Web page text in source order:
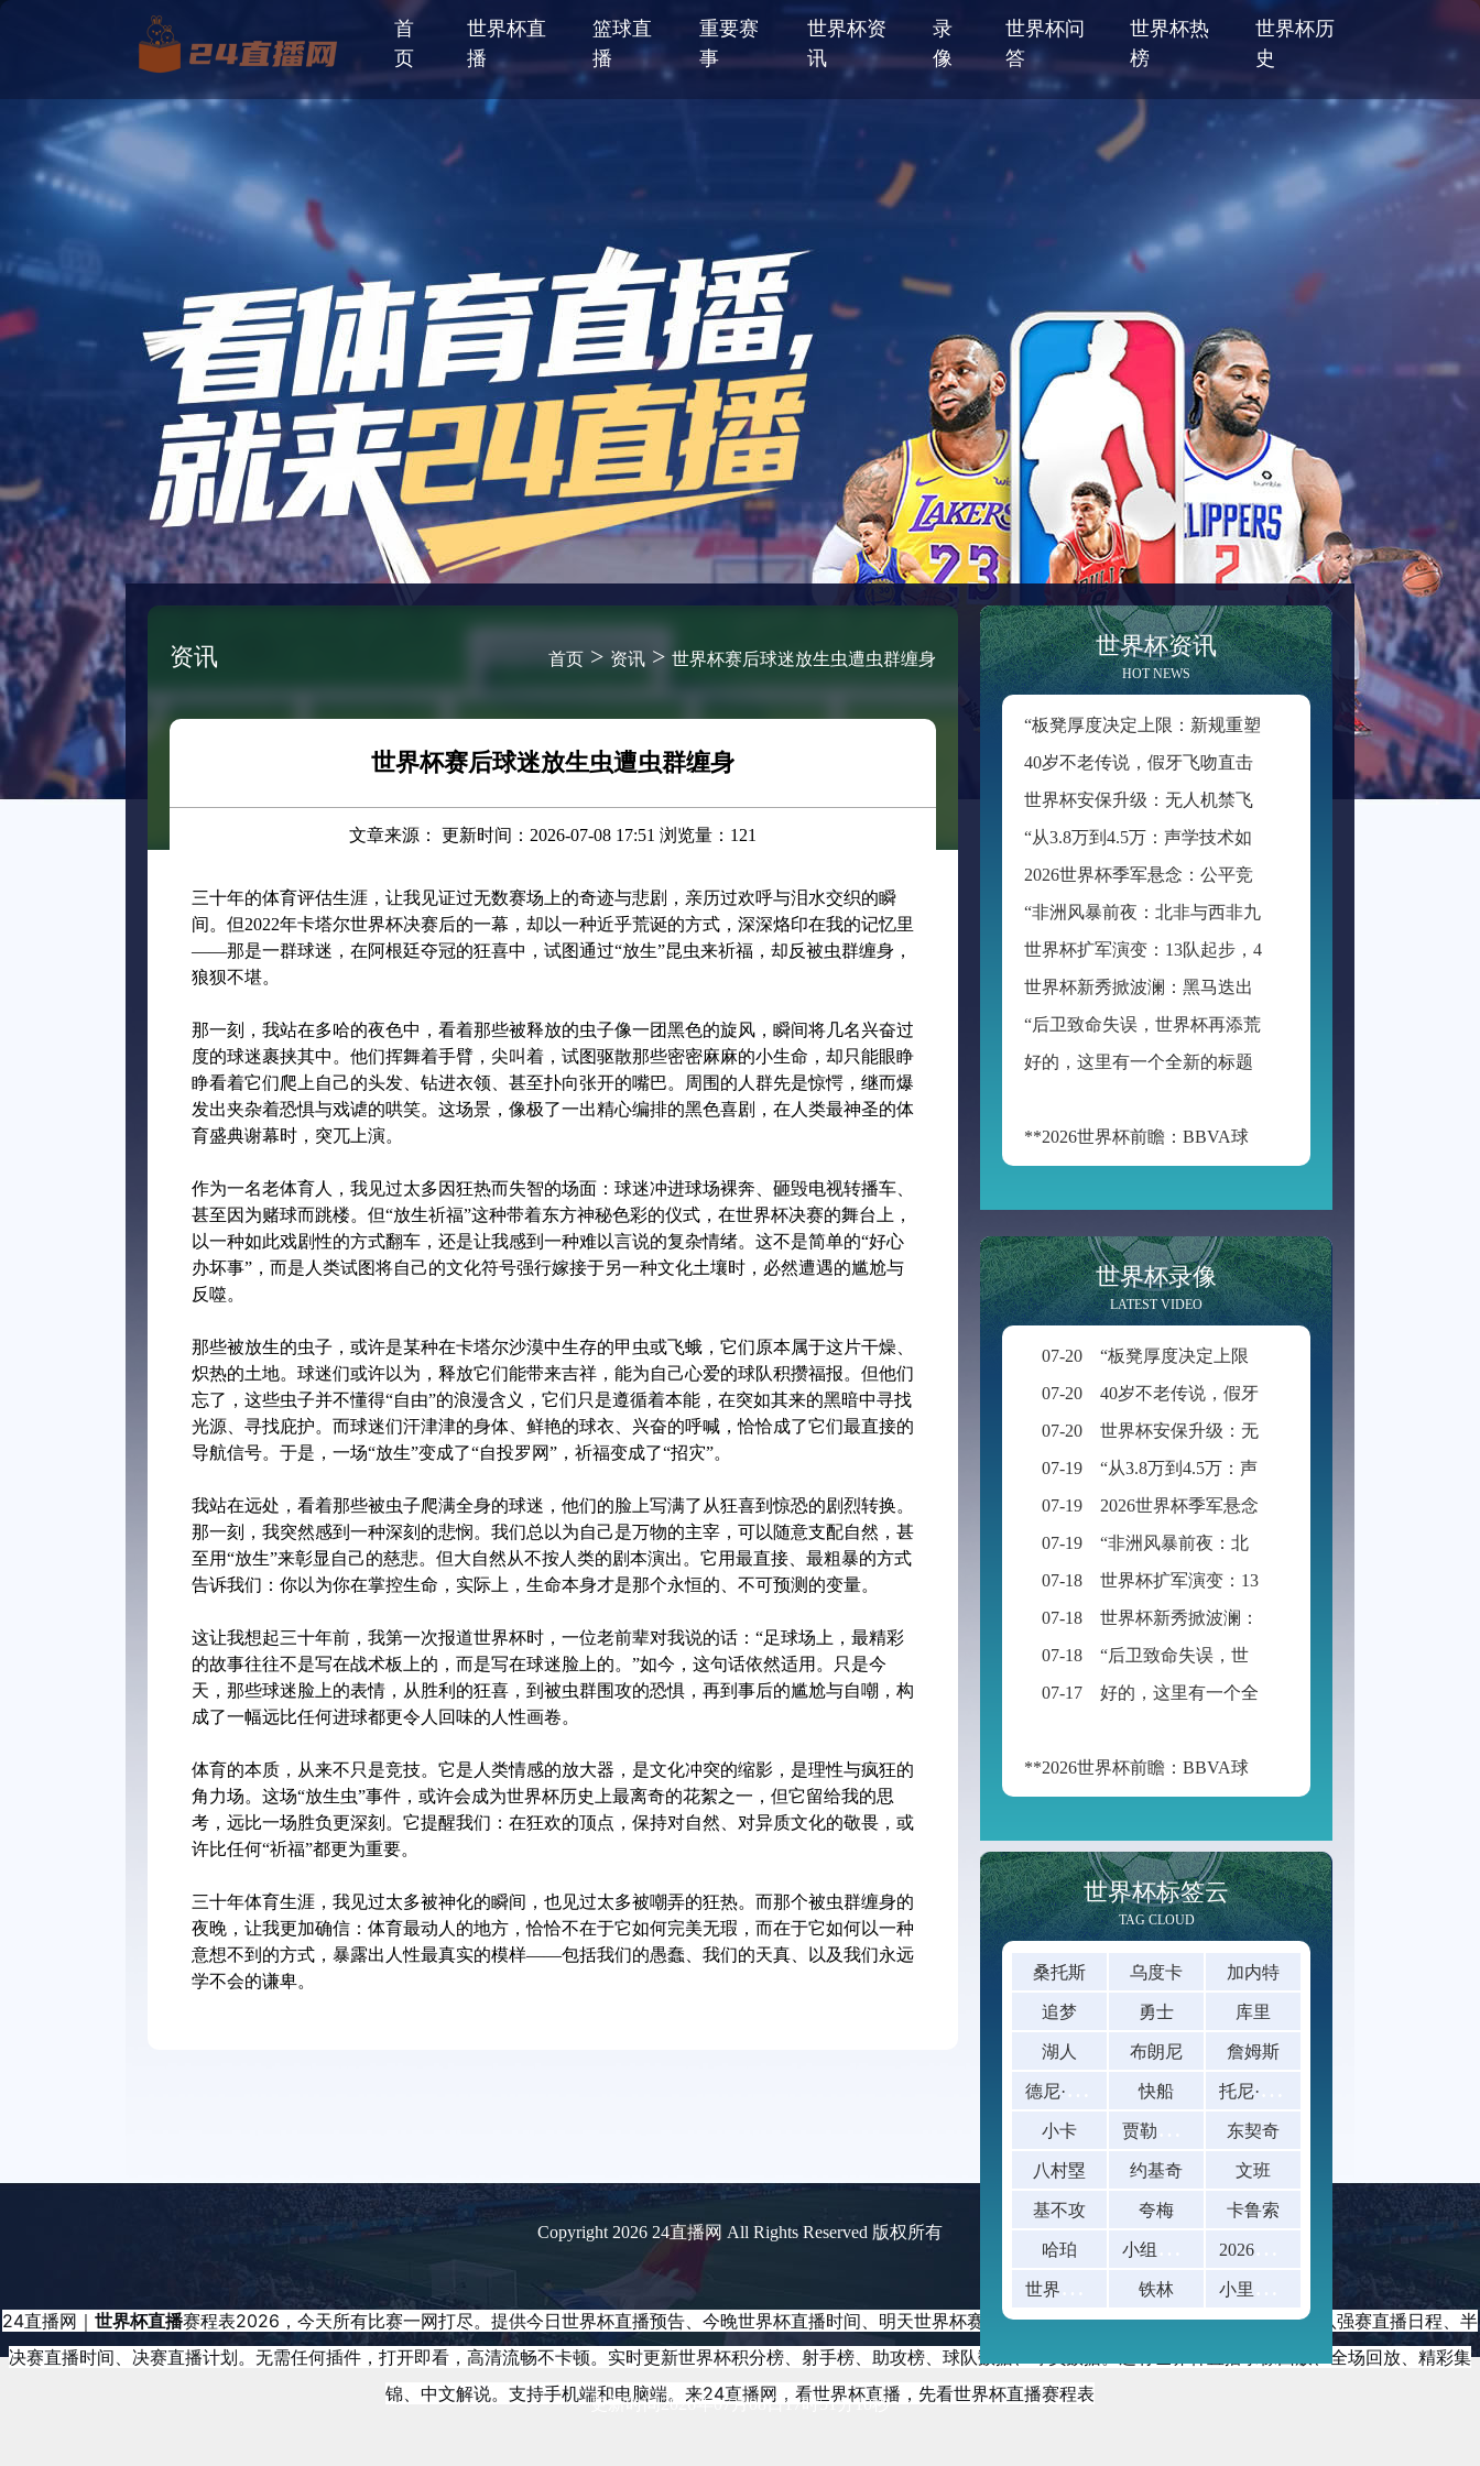
首
页
世界杯直
播
篮球直
播
重要赛
事
世界杯资
讯
录
像
世界杯问
答
世界杯热
榜
世界杯历
史
资讯 首页 > 资讯 > 世界杯赛后球迷放生虫遭虫群缠身
世界杯赛后球迷放生虫遭虫群缠身
文章来源： 更新时间：2026-07-08 17:51 浏览量：121
三十年的体育评估生涯，让我见证过无数赛场上的奇迹与悲剧，亲历过欢呼与泪水交织的瞬
间。但2022年卡塔尔世界杯决赛后的一幕，却以一种近乎荒诞的方式，深深烙印在我的记忆里
——那是一群球迷，在阿根廷夺冠的狂喜中，试图通过“放生”昆虫来祈福，却反被虫群缠身，
狼狈不堪。
那一刻，我站在多哈的夜色中，看着那些被释放的虫子像一团黑色的旋风，瞬间将几名兴奋过
度的球迷裹挟其中。他们挥舞着手臂，尖叫着，试图驱散那些密密麻麻的小生命，却只能眼睁
睁看着它们爬上自己的头发、钻进衣领、甚至扑向张开的嘴巴。周围的人群先是惊愕，继而爆
发出夹杂着恐惧与戏谑的哄笑。这场景，像极了一出精心编排的黑色喜剧，在人类最神圣的体
育盛典谢幕时，突兀上演。
作为一名老体育人，我见过太多因狂热而失智的场面：球迷冲进球场裸奔、砸毁电视转播车、
甚至因为赌球而跳楼。但“放生祈福”这种带着东方神秘色彩的仪式，在世界杯决赛的舞台上，
以一种如此戏剧性的方式翻车，还是让我感到一种难以言说的复杂情绪。这不是简单的“好心
办坏事”，而是人类试图将自己的文化符号强行嫁接于另一种文化土壤时，必然遭遇的尴尬与
反噬。
那些被放生的虫子，或许是某种在卡塔尔沙漠中生存的甲虫或飞蛾，它们原本属于这片干燥、
炽热的土地。球迷们或许以为，释放它们能带来吉祥，能为自己心爱的球队积攒福报。但他们
忘了，这些虫子并不懂得“自由”的浪漫含义，它们只是遵循着本能，在突如其来的黑暗中寻找
光源、寻找庇护。而球迷们汗津津的身体、鲜艳的球衣、兴奋的呼喊，恰恰成了它们最直接的
导航信号。于是，一场“放生”变成了“自投罗网”，祈福变成了“招灾”。
我站在远处，看着那些被虫子爬满全身的球迷，他们的脸上写满了从狂喜到惊恐的剧烈转换。
那一刻，我突然感到一种深刻的悲悯。我们总以为自己是万物的主宰，可以随意支配自然，甚
至用“放生”来彰显自己的慈悲。但大自然从不按人类的剧本演出。它用最直接、最粗暴的方式
告诉我们：你以为你在掌控生命，实际上，生命本身才是那个永恒的、不可预测的变量。
这让我想起三十年前，我第一次报道世界杯时，一位老前辈对我说的话：“足球场上，最精彩
的故事往往不是写在战术板上的，而是写在球迷脸上的。”如今，这句话依然适用。只是今
天，那些球迷脸上的表情，从胜利的狂喜，到被虫群围攻的恐惧，再到事后的尴尬与自嘲，构
成了一幅远比任何进球都更令人回味的人性画卷。
体育的本质，从来不只是竞技。它是人类情感的放大器，是文化冲突的缩影，是理性与疯狂的
角力场。这场“放生虫”事件，或许会成为世界杯历史上最离奇的花絮之一，但它留给我的思
考，远比一场胜负更深刻。它提醒我们：在狂欢的顶点，保持对自然、对异质文化的敬畏，或
许比任何“祈福”都更为重要。
三十年体育生涯，我见过太多被神化的瞬间，也见过太多被嘲弄的狂热。而那个被虫群缠身的
夜晚，让我更加确信：体育最动人的地方，恰恰不在于它如何完美无瑕，而在于它如何以一种
意想不到的方式，暴露出人性最真实的模样——包括我们的愚蠢、我们的天真、以及我们永远
学不会的谦卑。
世界杯资讯
HOT NEWS
**2026世界杯前瞻：BBVA球场的“空气动力学”——538米海拔如何改写足球的抛物线**
世界杯录像
LATEST VIDEO
07-20
“板凳厚度决定上限：新规重塑世界杯积分格局”
07-20
40岁不老传说，假牙飞吻直击破门一刻
07-20
世界杯安保升级：无人机禁飞范围扩展至周边2公里
07-19
“从3.8万到4.5万：声学技术如何重塑BMO Field的世界杯级声场体验”
07-19
2026世界杯季军悬念：公平竞赛分或成最终胜负手
07-19
“非洲风暴前夜：北非与西非九强争锋，世界杯入场券暗战升级”
07-18
世界杯扩军演变：13队起步，48队启航
07-18
世界杯新秀掀波澜：黑马迭出挑战传统强权
07-18
“后卫致命失误，世界杯再添荒诞瞬间”
07-17
好的，这里有一个全新的标题供您参考：
**2026世界杯前瞻：BBVA球场的“空气动力学”——538米海拔如何改写足球的抛物线**
世界杯标签云
TAG CLOUD
桑托斯 乌度卡 加内特
追梦 勇士 库里
湖人 布朗尼 詹姆斯
快船
小卡 东契奇
八村塁 约基奇 文班
基不攻 夸梅 卡鲁索
哈珀
铁林
Copyright 2026 24直播网 All Rights Reserved 版权所有
24直播网｜ 世界杯直播赛程表2026，今天所有比赛一网打尽。提供今日世界杯直播预告、今晚世界杯直播时间、明天世界杯赛程、小组赛直播时间表、淘汰赛直播安排、八强赛直播日程、半
决赛直播时间、决赛直播计划。无需任何插件，打开即看，高清流畅不卡顿。实时更新世界杯积分榜、射手榜、助攻榜、球队数据、球员数据。还有世界杯直播录像回放、全场回放、精彩集
锦、中文解说。支持手机端和电脑端。来24直播网，看世界杯直播，先看世界杯直播赛程表
更新时间2026年07月08日17时51分10秒